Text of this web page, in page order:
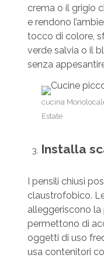
crema o il grigio
e rendono
tocco di colore,
verde salvia o il
senza
cucina
Estate
Installa
I pensili chiusi
claustrofobico.
alleggeriscono la
permettono di
oggetti di uso
usa contenitori